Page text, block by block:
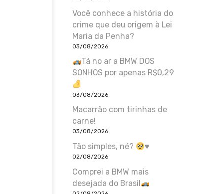
Você conhece a história do
crime que deu origem à Lei
Maria da Penha?
03/08/2026
Tá no ar a BMW DOS
SONHOS por apenas R$0,29
03/08/2026
Macarrão com tirinhas de
carne!
03/08/2026
Tão simples, né? ♥️
02/08/2026
Comprei a BMW mais
desejada do Brasil